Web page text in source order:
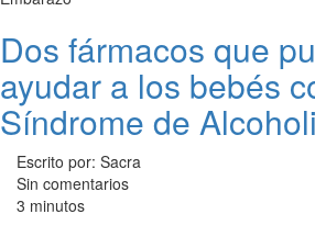
Dos fármacos que
ayudar a los bebés
Síndrome de
Escrito por: Sacra
Sin comentarios
3 minutos